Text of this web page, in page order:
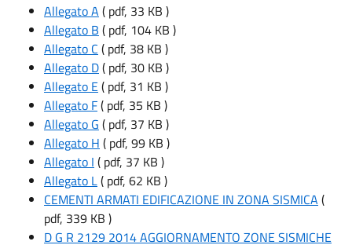
Allegato A ( pdf, 33 KB )
Allegato B ( pdf, 104 KB )
Allegato C ( pdf, 38 KB )
Allegato D( pdf, 30 KB )
Allegato E( pdf, 31 KB )
Allegato F( pdf, 35 KB )
Allegato G ( pdf, 37 KB )
Allegato H ( pdf, 99 KB )
Allegato I ( pdf, 37 KB )
Allegato L( pdf, 62 KB )
CEMENTI ARMATI EDIFICAZIONE IN ZONA SISMICA (
pdf, 339 KB )
D G R 2129 2014 AGGIORNAMENTO ZONE SISMICHE